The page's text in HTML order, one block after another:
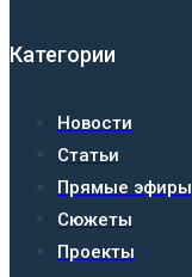
Категории
Новости
Статьи
Прямые эфиры
Сюжеты
Проекты